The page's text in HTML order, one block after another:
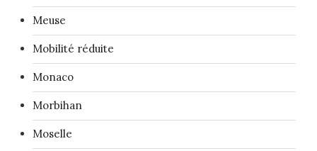
Meuse
Mobilité réduite
Monaco
Morbihan
Moselle